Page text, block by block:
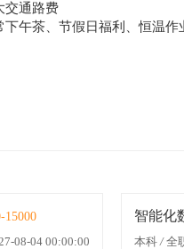
交通路费
下午茶、节假日福利、恒温作
15000
08-04 00:00:00
智能化
本科/ 全